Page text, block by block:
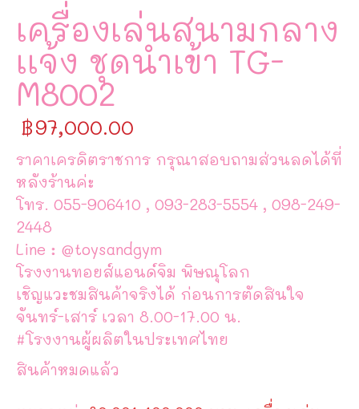
เครื่องเล่นสนามกลาง
เเจ้ง ชุดนำเข้า TG-
M8002
฿97,000.00
ราคาเครดิตราชการ กรุณาสอบถามส่วนลดได้ที่
หลังร้านค่ะ
โทร. 055-906410 , 093-283-5554 , 098-249-
2448
Line : @toysandgym
โรงงานทอยส์แอนด์จิม พิษณุโลก
เชิญแวะชมสินค้าจริงได้ ก่อนการตัดสินใจ
จันทร์-เสาร์ เวลา 8.00-17.00 น.
#โรงงานผู้ผลิตในประเทศไทย
สินค้าหมดแล้ว